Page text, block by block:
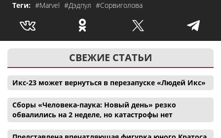
Теги: #Marvel #Дэдпул #Сорвиголова
СВЕЖИЕ СТАТЬИ
Икс-23 может вернуться в перезапуске «Людей Икс»
Сборы «Человека-паука: Новый день» резко
обвалились на 2 неделе, но катастрофы нет